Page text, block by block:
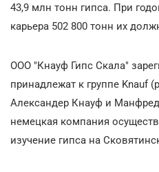
43,9 млн тонн гипса. При
карьера 502 800 тонн их
ООО "Кнауф Гипс Скала"
принадлежат к группе Knauf
Александер Кнауф и Манфред
немецкая компания
изучение гипса на